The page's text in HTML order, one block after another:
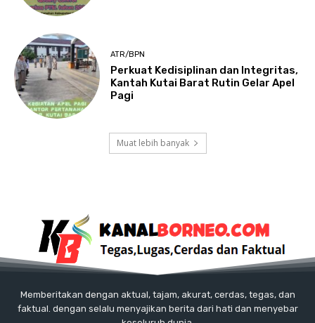
ATR/BPN
Perkuat Kedisiplinan dan Integritas,
Kantah Kutai Barat Rutin Gelar Apel
Pagi
Muat lebih banyak
Memberitakan dengan aktual, tajam, akurat, cerdas, tegas, dan
faktual. dengan selalu menyajikan berita dari hati dan menyebar